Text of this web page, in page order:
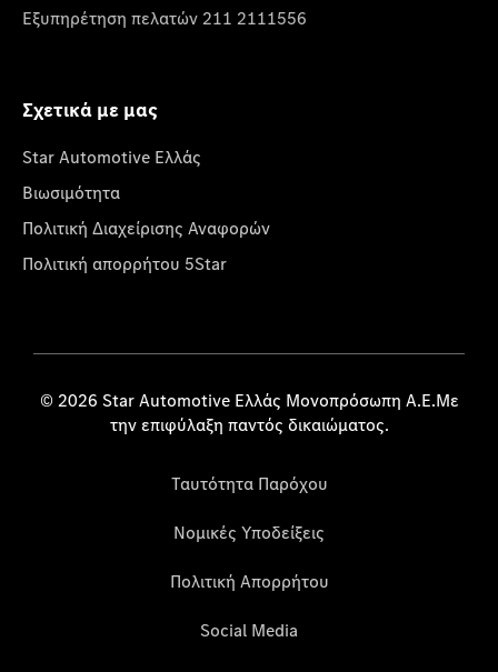
Εξυπηρέτηση πελατών 211 2111556
Σχετικά με μας
Star Automotive Ελλάς
Βιωσιμότητα
Πολιτική Διαχείρισης Αναφορών
Πολιτική απορρήτου 5Star
© 2026 Star Automotive Ελλάς Μονοπρόσωπη Α.Ε.Με
την επιφύλαξη παντός δικαιώματος.
Ταυτότητα Παρόχου
Νομικές Υποδείξεις
Πολιτική Απορρήτου
Social Media